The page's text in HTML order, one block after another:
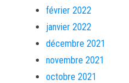
février 2022
janvier 2022
décembre 2021
novembre 2021
octobre 2021